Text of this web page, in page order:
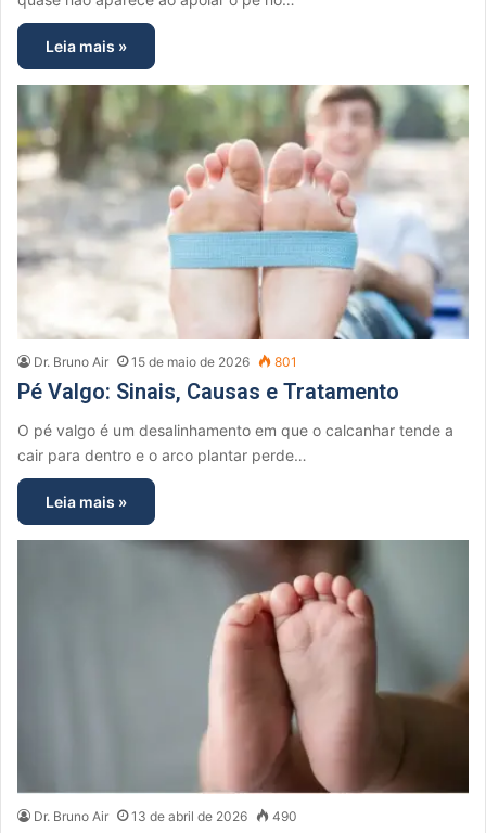
Leia mais »
Dr. Bruno Air 15 de maio de 2026 801
Pé Valgo: Sinais, Causas e Tratamento
O pé valgo é um desalinhamento em que o calcanhar tende a
cair para dentro e o arco plantar perde…
Leia mais »
Dr. Bruno Air 13 de abril de 2026 490